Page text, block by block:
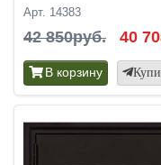
Арт. 14383
42 850руб. 40
В корзину